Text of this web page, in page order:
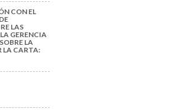
CON EL
LAS
GERENCIA
LA
LA CARTA: